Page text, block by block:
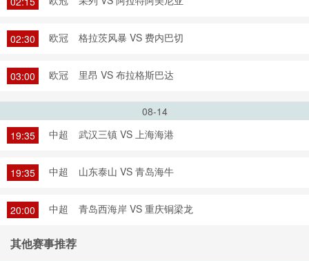
02:30 欧冠 格拉茨风暴 VS 费内巴切
03:00 欧冠 里昂 VS 布拉格斯巴达
08-14
19:35
中超 武汉三镇 VS 上海海港
19:35 中超 山东泰山 VS 青岛海牛
20:00 中超 青岛西海岸 VS 重庆铜梁龙
其他赛事推荐